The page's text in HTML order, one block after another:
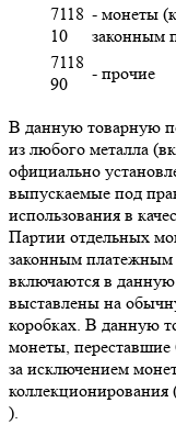
7118
10
- монеты
законным
7118
90
- прочие
В данную товарную
из любого металла
официально
выпускаемые под
использования в
Партии отдельных
законным платежным
включаются в
выставлены на
коробках. В данную
монеты,
за исключением
коллекционирования
).